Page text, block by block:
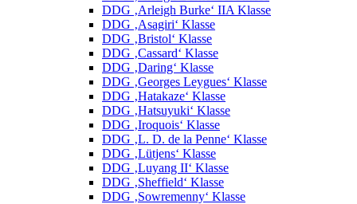
DDG ‚Arleigh Burke‘ IIA Klasse
DDG ‚Asagiri‘ Klasse
DDG ‚Bristol‘ Klasse
DDG ‚Cassard‘ Klasse
DDG ‚Daring‘ Klasse
DDG ‚Georges Leygues‘ Klasse
DDG ‚Hatakaze‘ Klasse
DDG ‚Hatsuyuki‘ Klasse
DDG ‚Iroquois‘ Klasse
DDG ‚L. D. de la Penne‘ Klasse
DDG ‚Lütjens‘ Klasse
DDG ‚Luyang II‘ Klasse
DDG ‚Sheffield‘ Klasse
DDG ‚Sowremenny‘ Klasse